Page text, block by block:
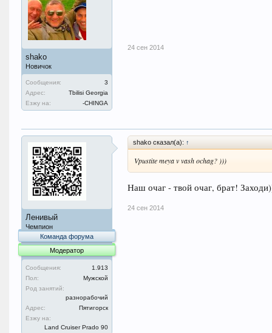
shako
Новичок
Сообщения:
3
Адрес:
Tbilisi Georgia
Езжу на:
-CHINGA
24 сен 2014
Ленивый
Чемпион
Команда форума
Модератор
Сообщения:
1.913
Пол:
Мужской
Род занятий:
разнорабочий
Адрес:
Пятигорск
Езжу на:
Land Cruiser Prado 90
shako сказал(а): ↑
Vpustite meya v vash ochag? )))
Наш очаг - твой очаг, брат!
24 сен 2014